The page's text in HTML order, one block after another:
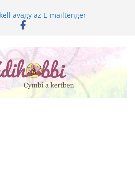
avagy az E-mailtenger
magról
tippek, amiket jobb, ha elfelejtesz
és a fűtésszezon